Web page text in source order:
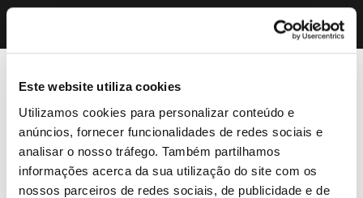
Este website utiliza cookies
Utilizamos cookies para personalizar conteúdo e
anúncios, fornecer funcionalidades de redes sociais e
analisar o nosso tráfego. Também partilhamos
informações acerca da sua utilização do site com os
nossos parceiros de redes sociais, de publicidade e de